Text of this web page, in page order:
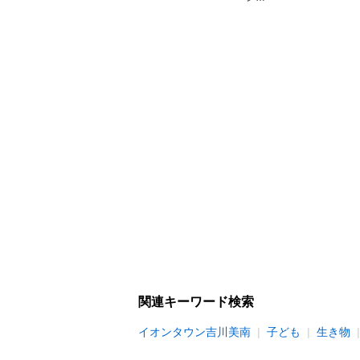
関連キーワード検索
イオンタウン吉川美南 子ども 生き物